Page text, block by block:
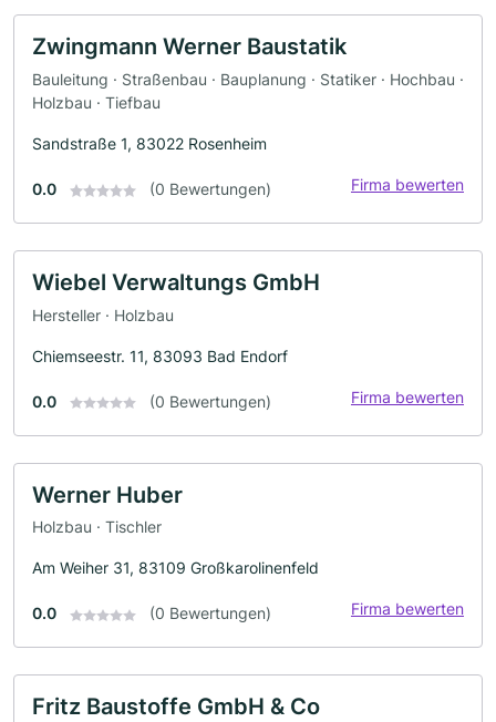
Zwingmann Werner Baustatik
Bauleitung · Straßenbau · Bauplanung · Statiker · Hochbau ·
Holzbau · Tiefbau
Sandstraße 1, 83022 Rosenheim
0.0 (0 Bewertungen) Firma bewerten
Wiebel Verwaltungs GmbH
Hersteller · Holzbau
Chiemseestr. 11, 83093 Bad Endorf
0.0 (0 Bewertungen) Firma bewerten
Werner Huber
Holzbau · Tischler
Am Weiher 31, 83109 Großkarolinenfeld
0.0 (0 Bewertungen) Firma bewerten
Fritz Baustoffe GmbH & Co